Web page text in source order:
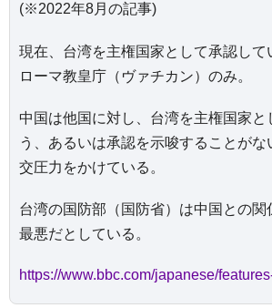
(※2022年8月の記事)
現在、台湾を主権国家として承認して
ローマ教皇庁（ヴァチカン）のみ。
中国は他国に対し、台湾を主権国家と
う、あるいは承認を示唆することが
交圧力をかけている。
台湾の国防部（国防省）は中国との
最悪だとしている。